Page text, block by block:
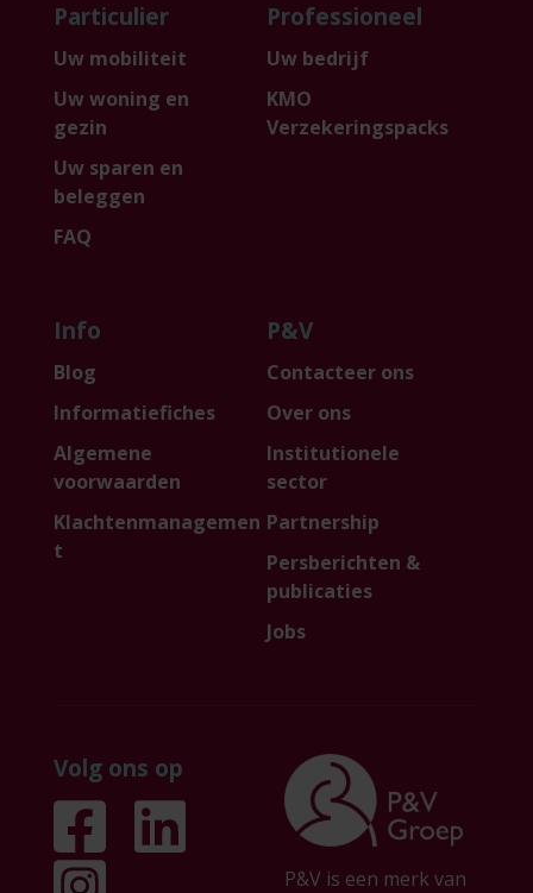
Particulier
Uw mobiliteit
Uw woning en
gezin
Uw sparen en
beleggen
FAQ
Professioneel
Uw bedrijf
KMO
Verzekeringspacks
Info
Blog
Informatiefiches
Algemene
voorwaarden
Klachtenmanagemen
t
P&V
Contacteer ons
Over ons
Institutionele
sector
Partnership
Persberichten &
publicaties
Jobs
Volg ons op
P&V is een merk van